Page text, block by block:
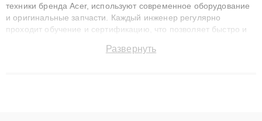
техники бренда Acer, используют современное оборудование
и оригинальные запчасти. Каждый инженер регулярно
проходит обучение и сертификацию, что позволяет быстро и
сохранением гарантии до 3 лет. Наши мастера решают
Развернуть